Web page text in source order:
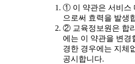
① 이 약관은 서비스
으로써 효력을 발생
② 교육정보원은 합
에는 이 약관을 변경
경한 경우에는 지체
공시합니다.